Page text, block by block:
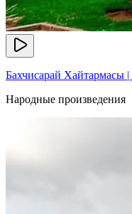
Бахчисарай Хайтармасы |
Народные произведения